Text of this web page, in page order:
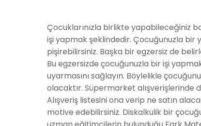
Çocuklarınızla birlikte yapabileceğiniz
işi yapmak şeklindedir. Çocuğunuzla
pişirebilirsiniz. Başka bir egzersiz de
Bu egzersizde çocuğunuzla bir işi
uyarmasını sağlayın. Böylelikle
olacaktır. Süpermarket alışverişlerinde
Alışveriş listesini ona verip ne satın
motive edebilirsiniz. Diskalkulik bir